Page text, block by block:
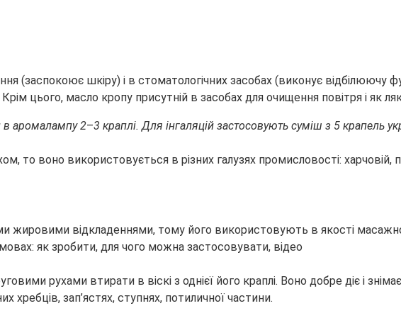
(заспокоює шкіру) і в стоматологічних засобах (виконує відбілюючу
цього, масло кропу присутній в засобах для очищення повітря і як
в аромалампу 2–3 краплі. Для інгаляцій застосовують суміш з 5 крапель
то воно використовується в різних галузях промисловості: харчовій,
жировими відкладеннями, тому його використовують в якості
рухами втирати в віскі з однієї його краплі. Воно добре діє і
хребців, зап’ястях, ступнях, потиличної частини.